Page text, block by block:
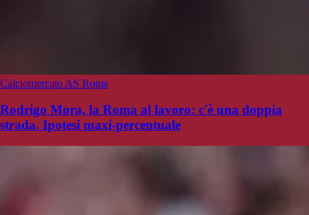
Calciomercato AS Roma
Rodrigo Mora, la Roma al lavoro: c'è una doppia
strada. Ipotesi maxi-percentuale